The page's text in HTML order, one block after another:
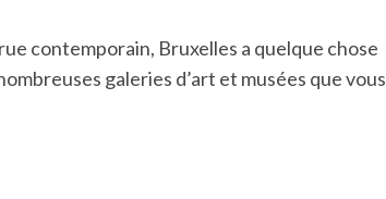
contemporain, Bruxelles a quelque chose
galeries d’art et musées que vous